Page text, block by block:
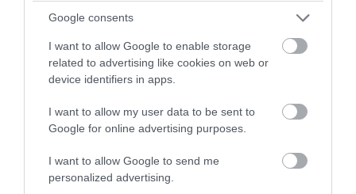
Google consents
I want to allow Google to enable storage
related to advertising like cookies on web or
device identifiers in apps.
I want to allow my user data to be sent to
Google for online advertising purposes.
I want to allow Google to send me
personalized advertising.
szájat eltakaró maszk viselését
Pihenj a fedélzeten : egy alvómaszk, nyakpárna,
vagy akár zajszűrős fejhallgató, füldugó is
pihenni
A Wizz Air továbbá emlékezteti utasait, hogy bátran
forduljanak a légiutas-kísérőkhoz, akik ki vannak